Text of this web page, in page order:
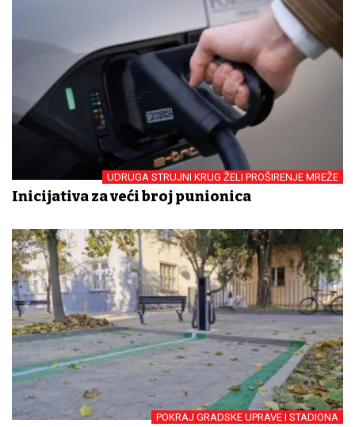
UDRUGA STRUJNI KRUG ŽELI PROŠIRENJE MREŽE
Inicijativa za veći broj punionica
POKRAJ GRADSKE UPRAVE I STADIONA